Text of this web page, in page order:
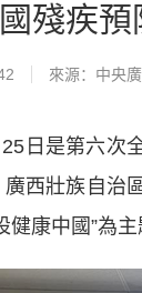
殘疾
來源：中央
是第六次全
西壯族自治
健康中國”為